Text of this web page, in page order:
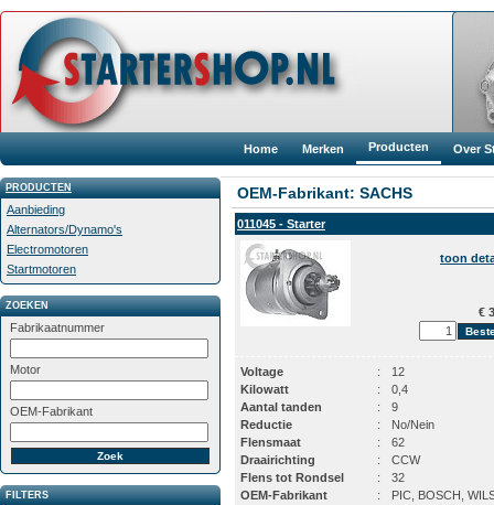
Home Merken Producten Over
PRODUCTEN
Aanbieding
Alternators/Dynamo's
Electromotoren
Startmotoren
ZOEKEN
Fabrikaatnummer
Motor
OEM-Fabrikant
FILTERS
OEM-Fabrikant: SACHS
011045 - Starter
toon
€
Voltage :
12
Kilowatt
:
0,4
Aantal tanden
:
9
Reductie
:
No/Nein
Flensmaat
:
62
Draairichting
:
CCW
Flens tot Rondsel
:
32
OEM-Fabrikant
:
PIC, BOSCH,